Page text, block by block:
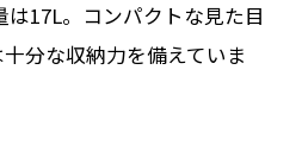
17L。コンパクトな見た目
分な収納力を備えていま